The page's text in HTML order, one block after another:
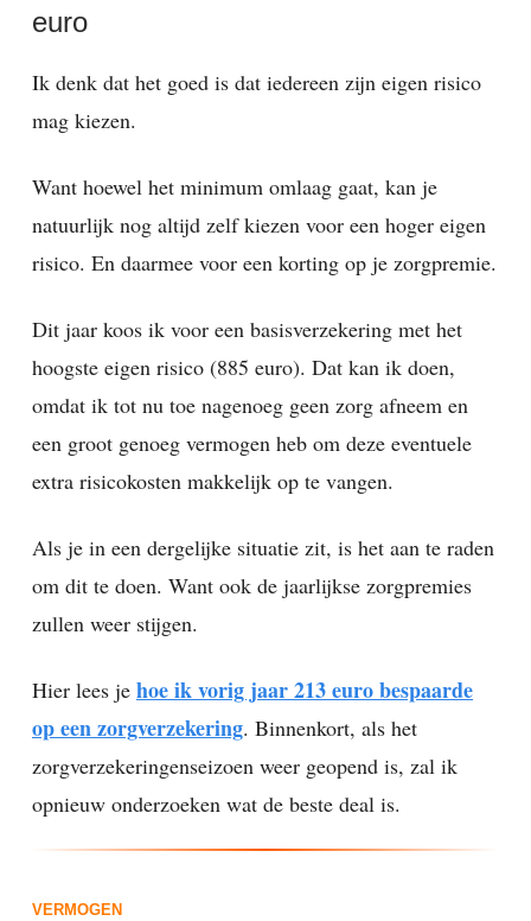
euro
Ik denk dat het goed is dat iedereen zijn eigen risico
mag kiezen.
Want hoewel het minimum omlaag gaat, kan je
natuurlijk nog altijd zelf kiezen voor een hoger eigen
risico. En daarmee voor een korting op je zorgpremie.
Dit jaar koos ik voor een basisverzekering met het
hoogste eigen risico (885 euro). Dat kan ik doen,
omdat ik tot nu toe nagenoeg geen zorg afneem en
een groot genoeg vermogen heb om deze eventuele
extra risicokosten makkelijk op te vangen.
Als je in een dergelijke situatie zit, is het aan te raden
om dit te doen. Want ook de jaarlijkse zorgpremies
zullen weer stijgen.
Hier lees je hoe ik vorig jaar 213 euro bespaarde
op een zorgverzekering. Binnenkort, als het
zorgverzekeringenseizoen weer geopend is, zal ik
opnieuw onderzoeken wat de beste deal is.
VERMOGEN